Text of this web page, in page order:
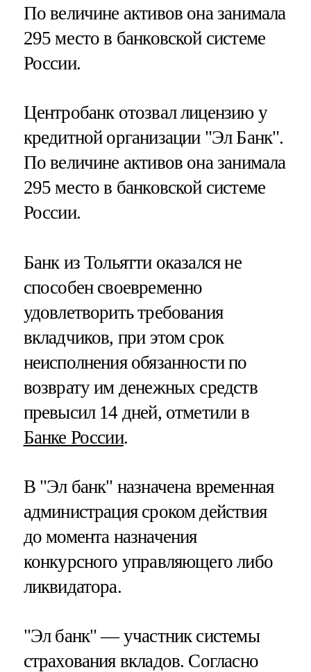
По величине активов она занимала
295 место в банковской системе
России.
Центробанк отозвал лицензию у
кредитной организации "Эл Банк".
По величине активов она занимала
295 место в банковской системе
России.
Банк из Тольятти оказался не
способен своевременно
удовлетворить требования
вкладчиков, при этом срок
неисполнения обязанности по
возврату им денежных средств
превысил 14 дней, отметили в
Банке России.
В "Эл банк" назначена временная
администрация сроком действия
до момента назначения
конкурсного управляющего либо
ликвидатора.
"Эл банк" — участник системы
страхования вкладов. Согласно